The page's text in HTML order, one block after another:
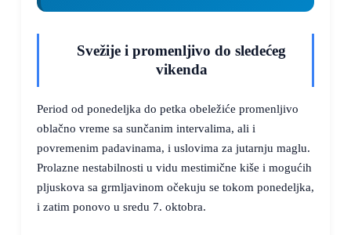
Svežije i promenljivo do sledećeg
vikenda
Period od ponedeljka do petka obeležiće promenljivo
oblačno vreme sa sunčanim intervalima, ali i
povremenim padavinama, i uslovima za jutarnju maglu.
Prolazne nestabilnosti u vidu mestimične kiše i mogućih
pljuskova sa grmljavinom očekuju se tokom ponedeljka,
i zatim ponovo u sredu 7. oktobra.